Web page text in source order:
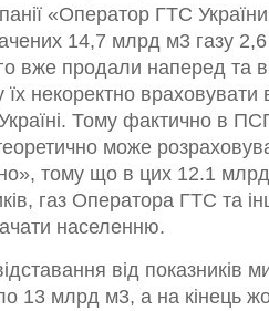
«Оператор ГТС
14,7 млрд м3 газу
вже продали наперед та
некоректно враховувати
Тому фактично в
може
тому що в цих 12.1
газ Оператора ГТС та
населенню.
від показників
13 млрд м3, а на кінець